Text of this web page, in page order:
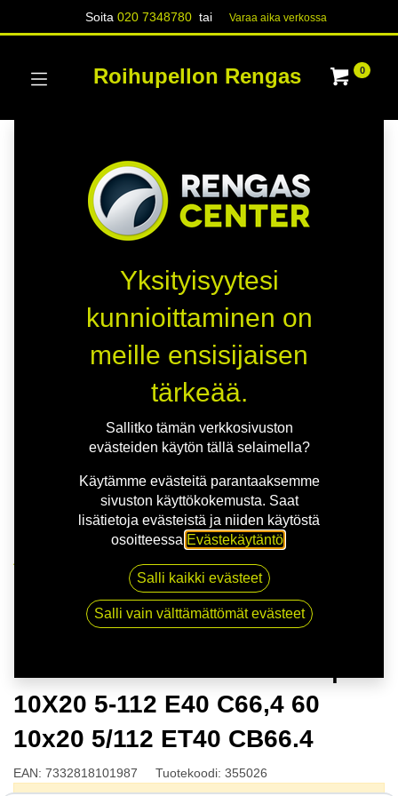
Soita020 7348780 tai Varaa aika verk​​​​ossa
Roihupellon Rengas 0
NITRO THRONE FF G.BLK | 10X20 5-112 E40 C66,4
60 10x20 5/112 ET40 CB66.4
10X20 5-112 E40 C66,4 60
10x20 5/112 ET40 CB66.4
EAN: 7332818101987 Tuotekoodi: 355026
Yksityisyytesi
kunnioittaminen on
meille ensisijaisen
tärkeää.
Sallitko tämän verkkosivuston
evästeiden käytön tällä selaimella?
Käytämme evästeitä parantaaksemme
sivuston käyttökokemusta. Saat
lisätietoja evästeistä ja niiden käytöstä
osoitteessa Evästekäytäntö
Salli kaikki evästeet
Salli vain välttämättömät evästeet